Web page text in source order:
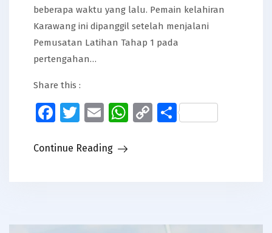
beberapa waktu yang lalu. Pemain kelahiran
Karawang ini dipanggil setelah menjalani
Pemusatan Latihan Tahap 1 pada
pertengahan…
Share this :
Facebook
Twitter
EmailWhatsApp
CopyShare
Continue Reading